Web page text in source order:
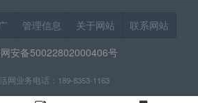
管理信息 关于网站
联系网站
安备50022802000406号
网业务电话：189-8353-1163